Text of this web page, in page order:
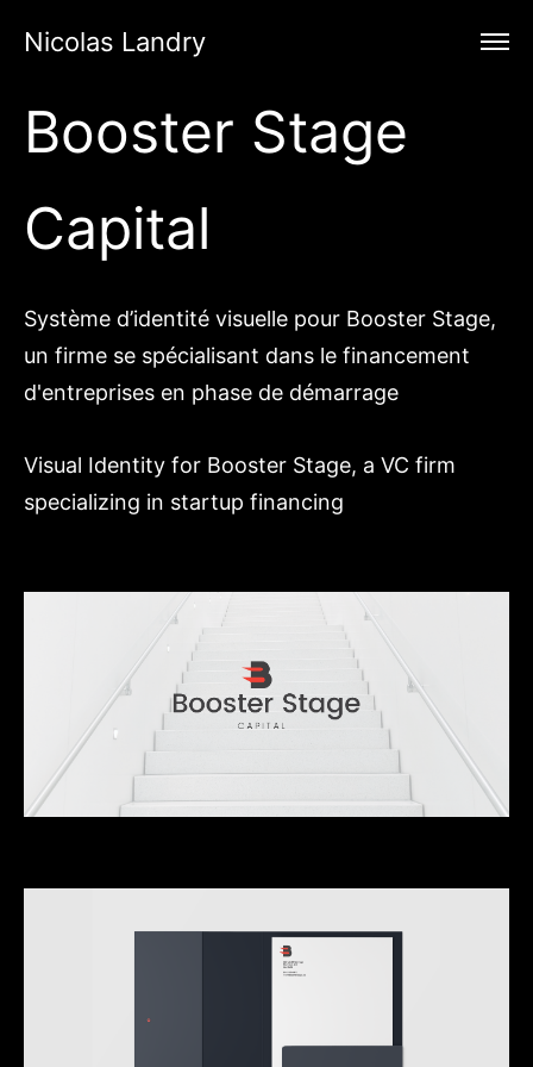
Nicolas Landry
Booster Stage
Capital
Système d’identité visuelle pour Booster Stage,
un firme se spécialisant dans le financement
d'entreprises en phase de démarrage
Visual Identity for Booster Stage, a VC firm
specializing in startup financing